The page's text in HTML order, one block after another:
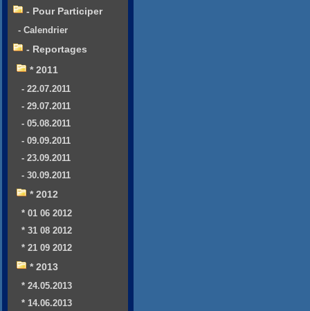
- Pour Participer
- Calendrier
- Reportages
* 2011
- 22.07.2011
- 29.07.2011
- 05.08.2011
- 09.09.2011
- 23.09.2011
- 30.09.2011
* 2012
* 01 06 2012
* 31 08 2012
* 21 09 2012
* 2013
* 24.05.2013
* 14.06.2013